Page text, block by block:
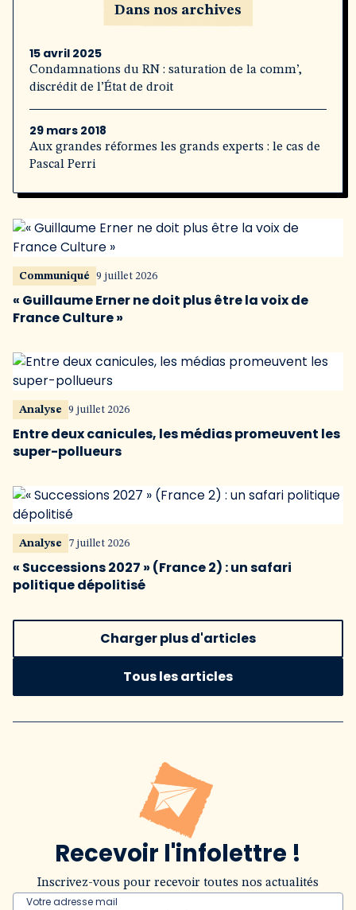
Dans nos archives
15 avril 2025
Condamnations du RN : saturation de la comm’,
discrédit de l’État de droit
29 mars 2018
Aux grandes réformes les grands experts : le cas de
Pascal Perri
Communiqué 9 juillet 2026
« Guillaume Erner ne doit plus être la voix de
France Culture »
Analyse 9 juillet 2026
Entre deux canicules, les médias promeuvent les
super-pollueurs
Analyse 7 juillet 2026
« Successions 2027 » (France 2) : un safari
politique dépolitisé
Charger plus d'articles
Tous les articles
Recevoir l'infolettre !
Inscrivez-vous pour recevoir toutes nos actualités
Votre adresse mail